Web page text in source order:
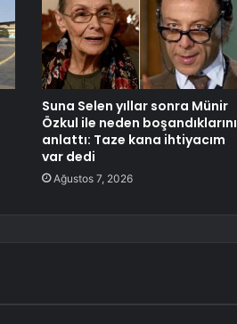
Suna Selen yıllar sonra Münir
Özkul ile neden boşandıklarını
anlattı: Taze kana ihtiyacım
var dedi
Ağustos 7, 2026